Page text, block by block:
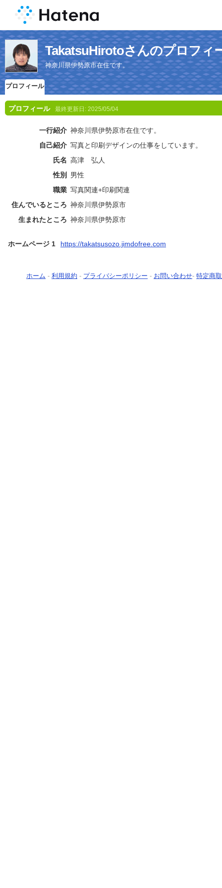
TakatsuHirotoさんのプロフィ
神奈川県伊勢原市在住です。
プロフィール
プロフィール 最終更新日: 2025/05/04
一行紹介 神奈川県伊勢原市在住です。
自己紹介 写真と印刷デザインの仕事をしています。
氏名 高津 弘人
性別
男性
職業 写真関連+印刷関連
住んでいるところ 神奈川県伊勢原市
生まれたところ 神奈川県伊勢原市
ホームページ 1 https://takatsusozo.jimdofree.com
ホーム - 利用規約 - プライバシーポリシー - お問い合わせ- 特定商